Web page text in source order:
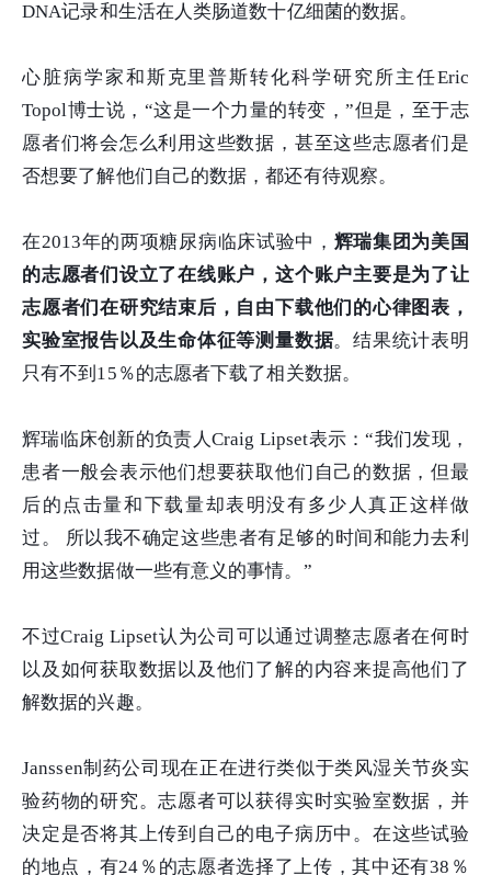
DNA记录和生活在人类肠道数十亿细菌的数据。
心脏病学家和斯克里普斯转化科学研究所主任Eric
Topol博士说，“这是一个力量的转变，”但是，至于志
愿者们将会怎么利用这些数据，甚至这些志愿者们是
否想要了解他们自己的数据，都还有待观察。
在2013年的两项糖尿病临床试验中， 辉瑞集团为美国
的志愿者们设立了在线账户，这个账户主要是为了让
志愿者们在研究结束后，自由下载他们的心律图表，
实验室报告以及生命体征等测量数据。结果统计表明
只有不到15％的志愿者下载了相关数据。
辉瑞临床创新的负责人Craig Lipset表示：“我们发现，
患者一般会表示他们想要获取他们自己的数据，但最
后的点击量和下载量却表明没有多少人真正这样做
过。 所以我不确定这些患者有足够的时间和能力去利
用这些数据做一些有意义的事情。”
不过Craig Lipset认为公司可以通过调整志愿者在何时
以及如何获取数据以及他们了解的内容来提高他们了
解数据的兴趣。
Janssen制药公司现在正在进行类似于类风湿关节炎实
验药物的研究。志愿者可以获得实时实验室数据，并
决定是否将其上传到自己的电子病历中。在这些试验
的地点，有24％的志愿者选择了上传，其中还有38％